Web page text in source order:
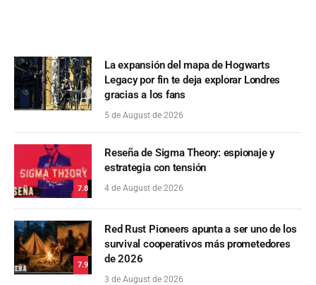
La expansión del mapa de Hogwarts
Legacy por fin te deja explorar Londres
gracias a los fans
5 de August de 2026
7.8
Reseña de Sigma Theory: espionaje y
estrategia con tensión
4 de August de 2026
7.9
Red Rust Pioneers apunta a ser uno de los
survival cooperativos más prometedores
de 2026
3 de August de 2026